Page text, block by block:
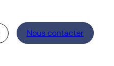
Nous contacter